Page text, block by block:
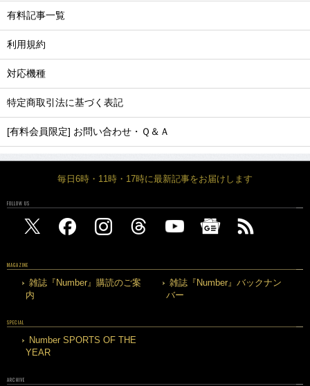
有料記事一覧
利用規約
対応機種
特定商取引法に基づく表記
[有料会員限定] お問い合わせ・Ｑ＆Ａ
毎日6時・11時・17時に最新記事をお届けします
FOLLOW US
MAGAZINE
雑誌『Number』購読のご案
内
雑誌『Number』バックナン
バー
SPECIAL
Number SPORTS OF THE
YEAR
ARCHIVE